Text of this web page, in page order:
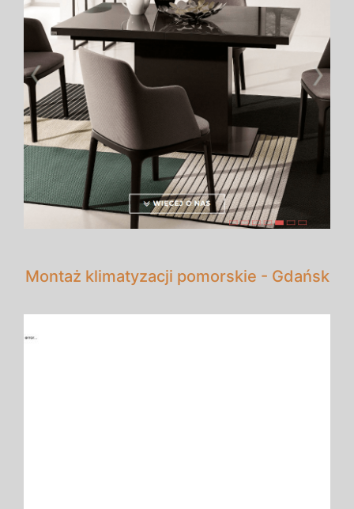
Montaż klimatyzacji pomorskie - Gdańsk